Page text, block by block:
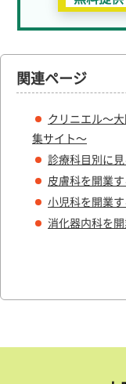
関連ページ
クリニエル～
集サイト～
診療科目別に
皮膚科を開業す
小児科を開業す
消化器内科を